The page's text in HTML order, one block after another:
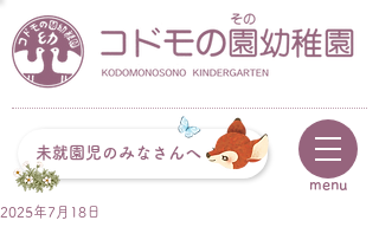
未就園児のみなさんへ
menu
2025年7月18日